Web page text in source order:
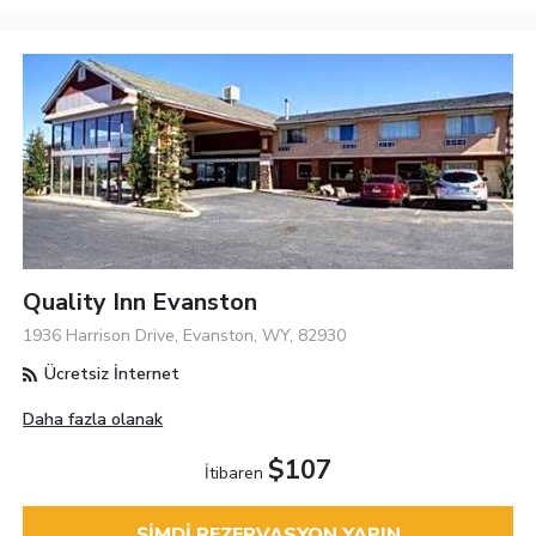
Quality Inn Evanston
1936 Harrison Drive, Evanston, WY, 82930
Ücretsiz İnternet
Daha fazla olanak
İtibaren $107